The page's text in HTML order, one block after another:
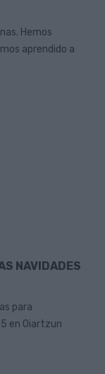
Hemos
aprendido a
NAVIDADES
para
en Oiartzun